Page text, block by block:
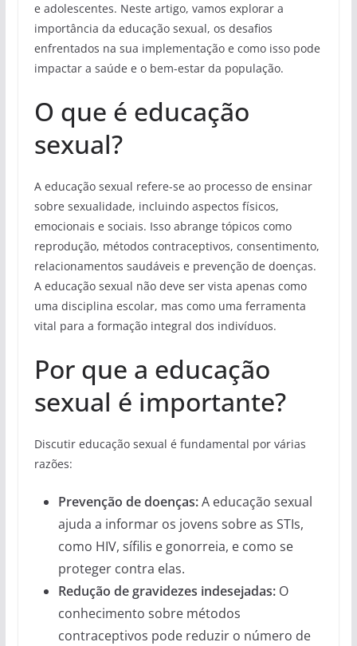
e adolescentes. Neste artigo, vamos explorar a
importância da educação sexual, os desafios
enfrentados na sua implementação e como isso pode
impactar a saúde e o bem-estar da população.
O que é educação
sexual?
A educação sexual refere-se ao processo de ensinar
sobre sexualidade, incluindo aspectos físicos,
emocionais e sociais. Isso abrange tópicos como
reprodução, métodos contraceptivos, consentimento,
relacionamentos saudáveis e prevenção de doenças.
A educação sexual não deve ser vista apenas como
uma disciplina escolar, mas como uma ferramenta
vital para a formação integral dos indivíduos.
Por que a educação
sexual é importante?
Discutir educação sexual é fundamental por várias
razões:
Prevenção de doenças:A educação sexual
ajuda a informar os jovens sobre as STIs,
como HIV, sífilis e gonorreia, e como se
proteger contra elas.
Redução de gravidezes indesejadas:O
conhecimento sobre métodos
contraceptivos pode reduzir o número de